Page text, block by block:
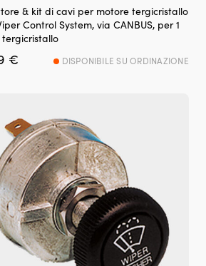
& kit di cavi per motore tergicristallo
Control System, via CANBUS, per 1
€ DISPONIBILE SU ORDINAZIONE